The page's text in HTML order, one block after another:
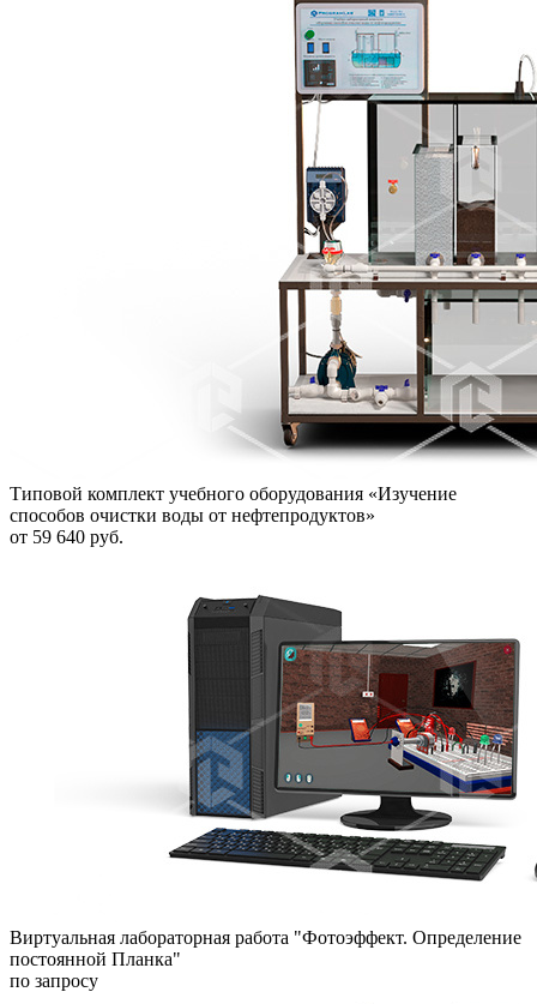
Типовой комплект учебного оборудования «Изучение
способов очистки воды от нефтепродуктов»
от 59 640 руб.
Виртуальная лабораторная работа "Фотоэффект. Определение
постоянной Планка"
по запросу